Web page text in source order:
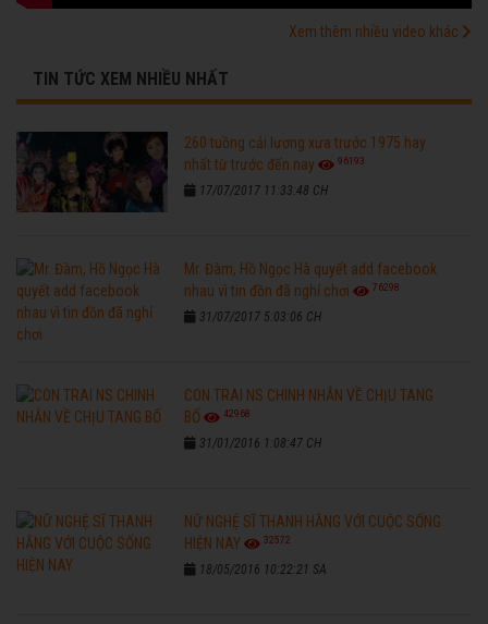
Xem thêm nhiều video khác
TIN TỨC XEM NHIỀU NHẤT
260 tuồng cải lương xưa trước 1975 hay
nhất từ trước đến nay
96193
17/07/2017 11:33:48 CH
Mr. Đàm, Hồ Ngọc Hà quyết add facebook
nhau vì tin đồn đã nghỉ chơi
76298
31/07/2017 5:03:06 CH
CON TRAI NS CHINH NHẪN VỀ CHỊU TANG
BỐ
42968
31/01/2016 1:08:47 CH
NỮ NGHỆ SĨ THANH HẰNG VỚI CUỘC SỐNG
HIỆN NAY
32572
18/05/2016 10:22:21 SA